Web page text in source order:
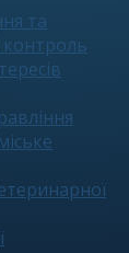
та
контроль